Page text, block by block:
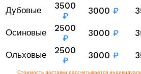
Дубовые
3500
₽
3000 ₽
Осиновые
2500
₽
3000 ₽
Ольховые
2500
₽
3000 ₽
Стоимость доставки рассчитывается